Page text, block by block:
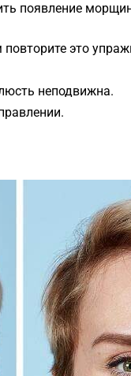
появление
это
неподвижна.